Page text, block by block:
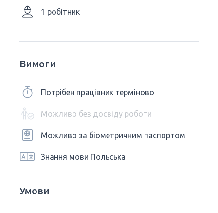
1 робітник
Вимоги
Потрібен працівник терміново
Можливо без досвіду роботи
Можливо за біометричним паспортом
Знання мови Польська
Умови